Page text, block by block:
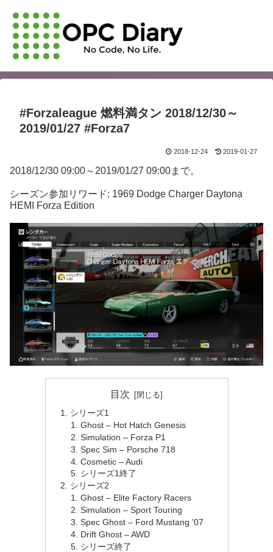
#Forzaleague 燃料満タン 2018/12/30～
2019/01/27 #Forza7
2018-12-24 2019-01-27
2018/12/30 09:00～2019/01/27 09:00まで。
シーズン参加リワード: 1969 Dodge Charger Daytona
HEMI Forza Edition
目次
シリーズ1
Ghost – Hot Hatch Genesis
Simulation – Forza P1
Spec Sim – Porsche 718
Cosmetic – Audi
シリーズ1終了
シリーズ2
Ghost – Elite Factory Racers
Simulation – Sport Touring
Spec Ghost – Ford Mustang ’07
Drift Ghost – AWD
シリーズ終了